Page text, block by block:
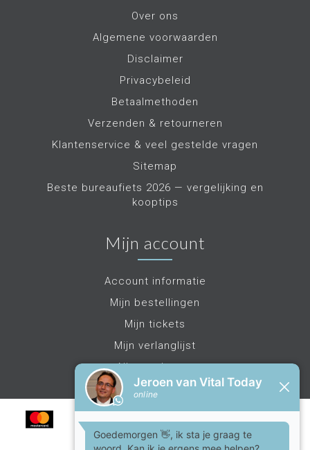
Over ons
Algemene voorwaarden
Disclaimer
Privacybeleid
Betaalmethoden
Verzenden & retourneren
Klantenservice & veel gestelde vragen
Sitemap
Beste bureaufiets 2026 — vergelijking en
kooptips
Mijn account
Account informatie
Mijn bestellingen
Mijn tickets
Mijn verlanglijst
Alle producten